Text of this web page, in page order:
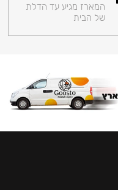
המארז מגיע עד הדלת
של הבית